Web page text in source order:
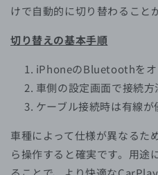
けで自動的に切り替わること
切り替えの基本手順
iPhoneのBluetoothをオ
車側の設定画面で接続方
ケーブル接続時は有線が
車種によって仕様が異なるた
ら操作すると確実です。用途